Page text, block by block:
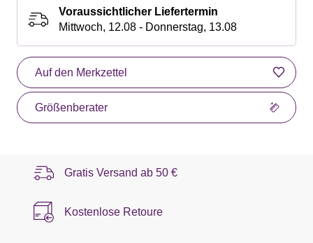
Voraussichtlicher Liefertermin
Mittwoch, 12.08 - Donnerstag, 13.08
Auf den Merkzettel
Größenberater
Gratis Versand ab 50 €
Kostenlose Retoure